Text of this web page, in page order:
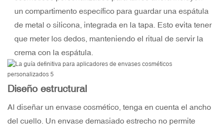
un compartimento específico para guardar una espátula
de metal o silicona, integrada en la tapa. Esto evita tener
que meter los dedos, manteniendo el ritual de servir la
crema con la espátula.
Diseño estructural
Al diseñar un envase cosmético, tenga en cuenta el ancho
del cuello. Un envase demasiado estrecho no permite